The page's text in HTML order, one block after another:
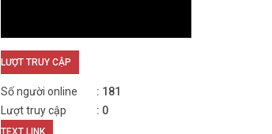
LƯỢT TRUY CẬP
Số người online
181
Lượt truy cập
0
TEXT LINK